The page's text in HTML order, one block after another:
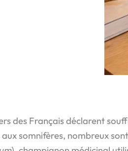
des Français déclarent
aux somnifères, nombreux